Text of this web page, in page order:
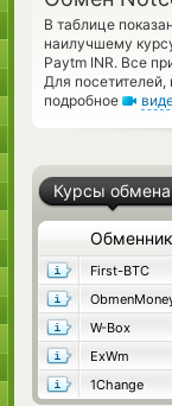
В таблице
наилучшему
Paytm INR. Все
Для
подробное
Курсы обмена
Обменник
First-BTC
W-Box
ExWm
1Change